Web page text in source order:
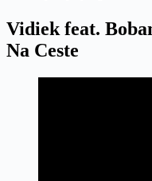
Vidiek feat.
Na Ceste